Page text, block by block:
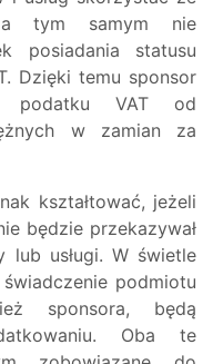
a tym samym nie
posiadania statusu
Dzięki temu sponsor
podatku VAT od
w zamian za
kształtować, jeżeli
będzie przekazywał
lub usługi. W świetle
podmiotu
sponsora, będą
Oba te